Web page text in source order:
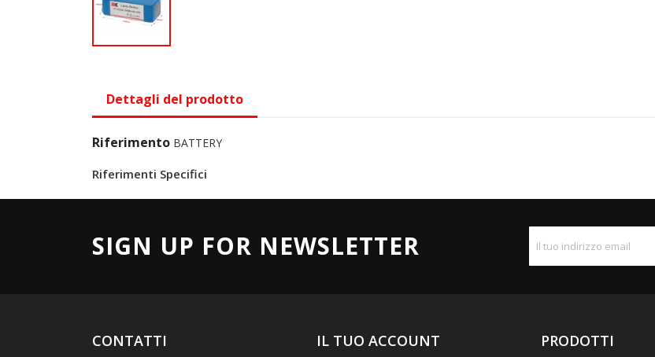
Dettagli del prodotto
Riferimento BATTERY
Riferimenti Specifici
SIGN UP FOR NEWSLETTER
CONTATTI IL TUO ACCOUNT PRODOTTI